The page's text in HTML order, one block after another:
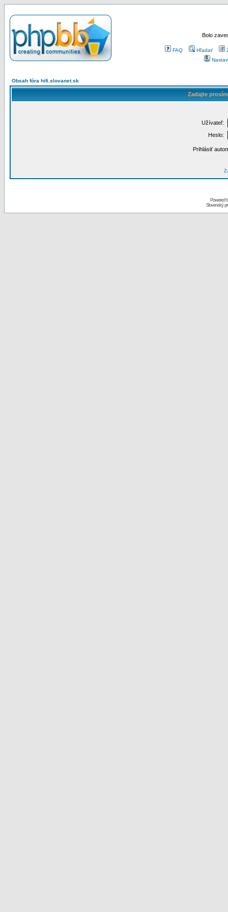
Bolo
FAQ Hľadať
Obsah fóra hifi.slovanet.sk
Zadajte
Užívateľ:
Heslo:
Prihlásiť
Powered
Slovenský